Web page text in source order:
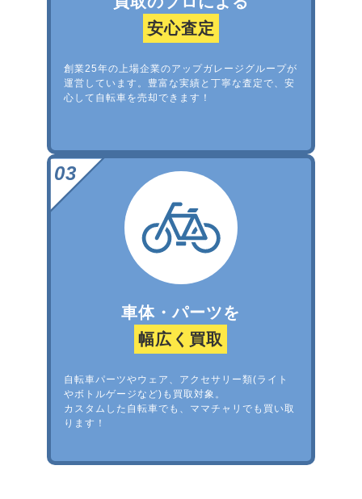
安心査定
創業25年の上場企業のアップガレージグループが
運営しています。豊富な実績と丁寧な査定で、安
心して自転車を売却できます！
車体・パーツを
幅広く買取
自転車パーツやウェア、アクセサリー類(ライト
やボトルゲージなど)も買取対象。
カスタムした自転車でも、ママチャリでも買い取
ります！